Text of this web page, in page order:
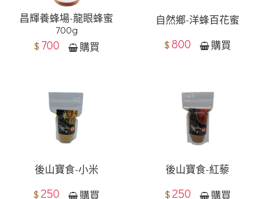
昌輝養蜂場-龍眼蜂蜜
700g
$ 700 購買
自然鄉-洋蜂百花蜜
$800 購買
後山寶食-小米
$250 購買
後山寶食-紅藜
$250 購買